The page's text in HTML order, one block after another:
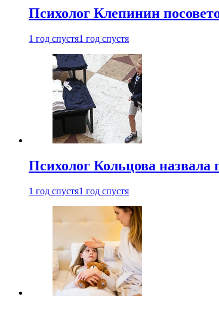
Психолог Клепинин
1 год спустя1 год спустя
Психолог Кольцова
1 год спустя1 год спустя